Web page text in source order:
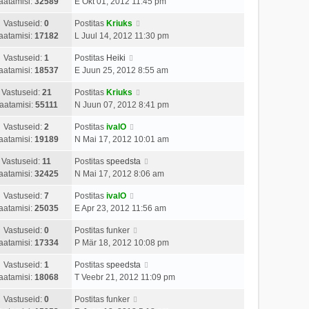
Vastuseid: 0
17182
Postitas Kriuks
L Juul 14, 2012 11:30 pm
Vastuseid: 1
18537
Postitas Heiki
E Juun 25, 2012 8:55 am
Vastuseid: 21
55111
Postitas Kriuks
N Juun 07, 2012 8:41 pm
Vastuseid: 2
19189
Postitas ivalO
N Mai 17, 2012 10:01 am
Vastuseid: 11
32425
Postitas speedsta
N Mai 17, 2012 8:06 am
Vastuseid: 7
25035
Postitas ivalO
E Apr 23, 2012 11:56 am
Vastuseid: 0
17334
Postitas funker
P Mär 18, 2012 10:08 pm
Vastuseid: 1
18068
Postitas speedsta
T Veebr 21, 2012 11:09 pm
Vastuseid: 0
Postitas funker